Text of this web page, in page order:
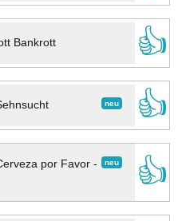
Bankrott
👍
neu
👍
neu
por Favor -
👍